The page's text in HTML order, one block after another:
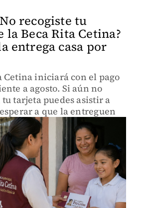
recogiste tu
la Beca Rita Cetina?
entrega casa por
Cetina iniciará con el pago
a agosto. Si aún no
tu tarjeta puedes asistir a
a que la entreguen